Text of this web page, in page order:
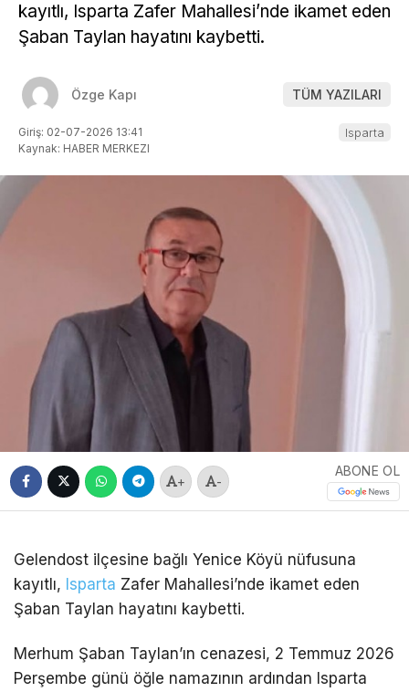
kayıtlı, Isparta Zafer Mahallesi’nde ikamet eden
Şaban Taylan hayatını kaybetti.
Özge Kapı TÜM YAZILARI
Giriş: 02-07-2026 13:41
Kaynak: HABER MERKEZI
Isparta
+ -
ABONE OL
Gelendost ilçesine bağlı Yenice Köyü nüfusuna
kayıtlı, Isparta Zafer Mahallesi’nde ikamet eden
Şaban Taylan hayatını kaybetti.
Merhum Şaban Taylan’ın cenazesi, 2 Temmuz 2026
Perşembe günü öğle namazının ardından Isparta